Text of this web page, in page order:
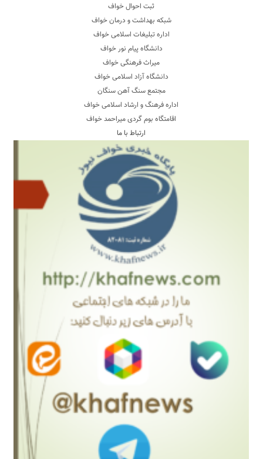
ثبت احوال خواف
شبکه بهداشت و درمان خواف
اداره تبلیغات اسلامی خواف
دانشگاه پیام نور خواف
میراث فرهنگی خواف
دانشگاه آزاد اسلامی خواف
مجتمع سنگ آهن سنگان
اداره فرهنگ و ارشاد اسلامی خواف
اقامتگاه بوم گردی میراحمد خواف
ارتباط با ما